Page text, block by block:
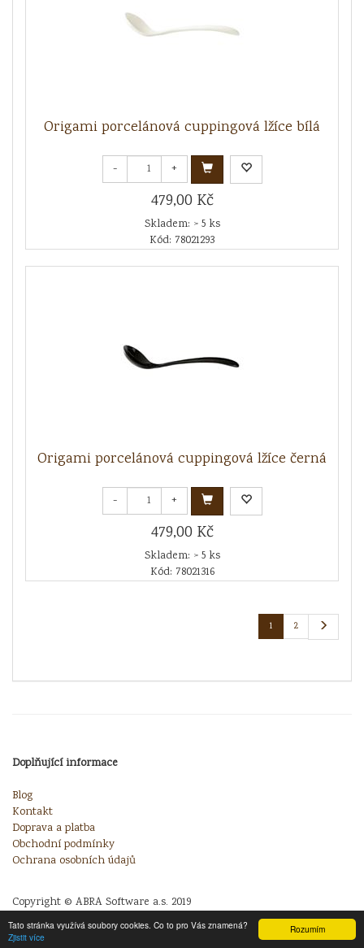
Rozumím
Tato stránka využívá soubory cookies. Co to pro Vás znamená?
Zjistit více
Origami porcelánová cuppingová lžíce bílá
- +
479,00 Kč
Skladem: > 5 ks
Kód: 78021293
Origami porcelánová cuppingová lžíce černá
- +
479,00 Kč
Skladem: > 5 ks
Kód: 78021316
1 2
Doplňující informace
Blog
Kontakt
Doprava a platba
Obchodní podmínky
Ochrana osobních údajů
Copyright © ABRA Software a.s. 2019